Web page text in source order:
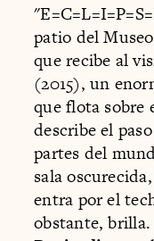
patio del
que recibe al
(2015), un
que flota sobre
describe el
partes del
sala
entra por el
obstante,